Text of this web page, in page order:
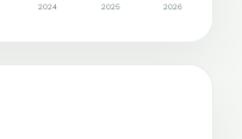
2024 2025 2026